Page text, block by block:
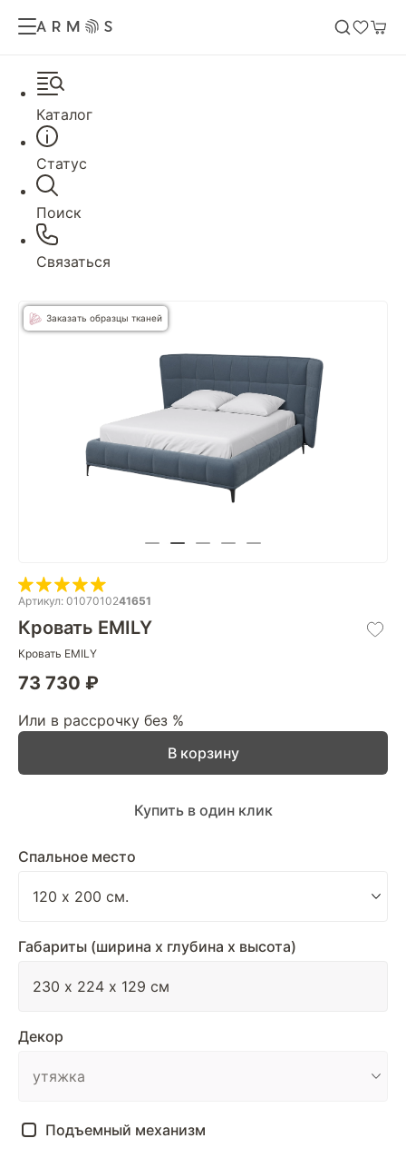
Каталог
Статус
Поиск
Связаться
Заказать образцы тканей
Артикул: 0107010241651
Кровать EMILY
Кровать EMILY
73 730 ₽
Или в рассрочку без %
Спальное место
Габариты (ширина х глубина х высота)
Декор
Подъемный механизм
В корзину
Купить в один клик